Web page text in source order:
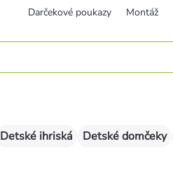
Darčekové poukazy Montáž
Detské ihriská Detské domčeky